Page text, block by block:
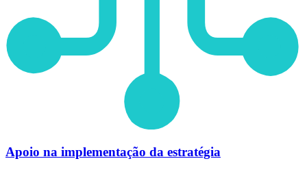
Apoio na implementação da estratégia